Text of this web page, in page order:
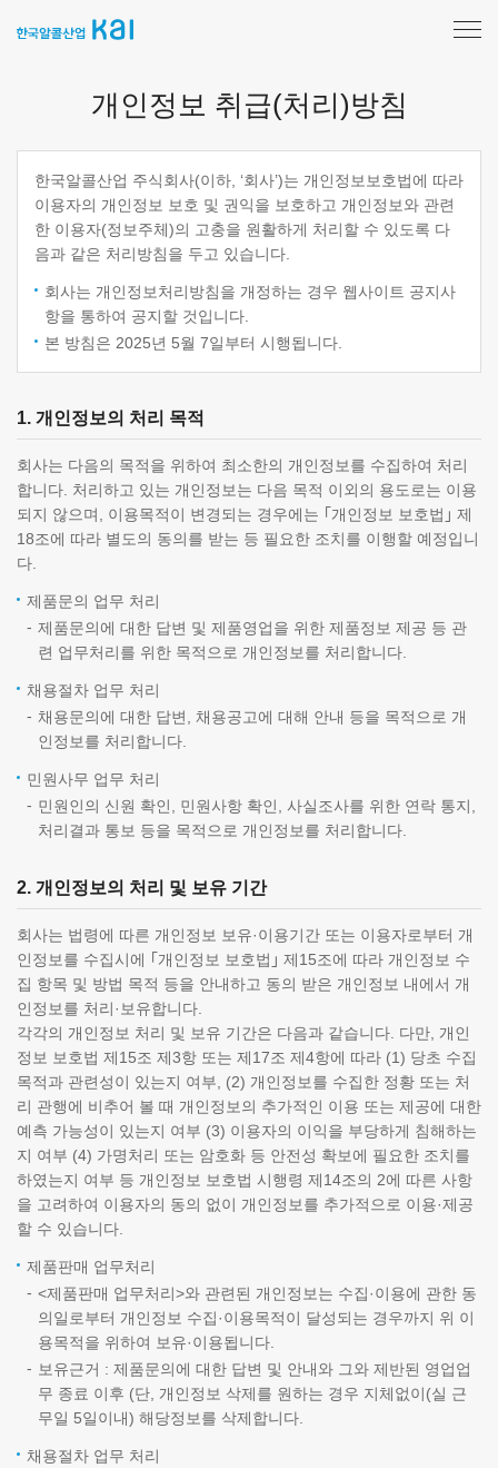
한
업
개인정보 취급(처리)방침
한국알콜산업 주식회사(이하, ‘회사’)는 개인정보보호법에 따라
이용자의 개인정보 보호 및 권익을 보호하고 개인정보와 관련
한 이용자(정보주체)의 고충을 원활하게 처리할 수 있도록 다
음과 같은 처리방침을 두고 있습니다.
회사는 개인정보처리방침을 개정하는 경우 웹사이트 공지사
항을 통하여 공지할 것입니다.
본 방침은 2025년 5월 7일부터 시행됩니다.
1. 개인정보의 처리 목적
회사는 다음의 목적을 위하여 최소한의 개인정보를 수집하여 처리
합니다. 처리하고 있는 개인정보는 다음 목적 이외의 용도로는 이용
되지 않으며, 이용목적이 변경되는 경우에는 ｢개인정보 보호법｣ 제
18조에 따라 별도의 동의를 받는 등 필요한 조치를 이행할 예정입니
다.
제품문의 업무 처리
제품문의에 대한 답변 및 제품영업을 위한 제품정보 제공 등 관
련 업무처리를 위한 목적으로 개인정보를 처리합니다.
채용절차 업무 처리
채용문의에 대한 답변, 채용공고에 대해 안내 등을 목적으로 개
인정보를 처리합니다.
민원사무 업무 처리
민원인의 신원 확인, 민원사항 확인, 사실조사를 위한 연락 통지,
처리결과 통보 등을 목적으로 개인정보를 처리합니다.
2. 개인정보의 처리 및 보유 기간
회사는 법령에 따른 개인정보 보유·이용기간 또는 이용자로부터 개
인정보를 수집시에 ｢개인정보 보호법｣ 제15조에 따라 개인정보 수
집 항목 및 방법 목적 등을 안내하고 동의 받은 개인정보 내에서 개
인정보를 처리·보유합니다.
각각의 개인정보 처리 및 보유 기간은 다음과 같습니다. 다만, 개인
정보 보호법 제15조 제3항 또는 제17조 제4항에 따라 (1) 당초 수집
목적과 관련성이 있는지 여부, (2) 개인정보를 수집한 정황 또는 처
리 관행에 비추어 볼 때 개인정보의 추가적인 이용 또는 제공에 대한
예측 가능성이 있는지 여부 (3) 이용자의 이익을 부당하게 침해하는
지 여부 (4) 가명처리 또는 암호화 등 안전성 확보에 필요한 조치를
하였는지 여부 등 개인정보 보호법 시행령 제14조의 2에 따른 사항
을 고려하여 이용자의 동의 없이 개인정보를 추가적으로 이용·제공
할 수 있습니다.
제품판매 업무처리
<제품판매 업무처리>와 관련된 개인정보는 수집·이용에 관한 동
의일로부터 개인정보 수집·이용목적이 달성되는 경우까지 위 이
용목적을 위하여 보유·이용됩니다.
보유근거 : 제품문의에 대한 답변 및 안내와 그와 제반된 영업업
무 종료 이후 (단, 개인정보 삭제를 원하는 경우 지체없이(실 근
무일 5일이내) 해당정보를 삭제합니다.
채용절차 업무 처리